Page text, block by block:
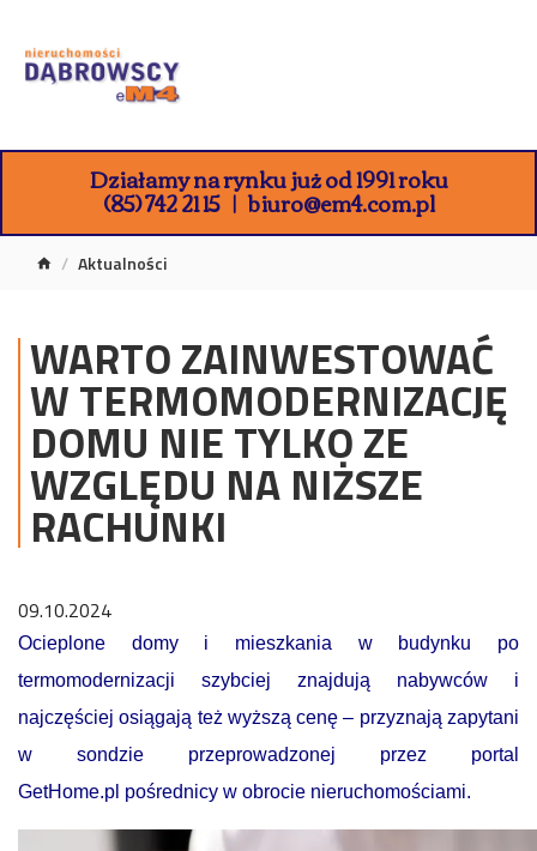
Działamy na rynku już od 1991 roku
(85) 742 21 15 biuro@em4.com.pl
Aktualności
WARTO ZAINWESTOWAĆ
W TERMOMODERNIZACJĘ
DOMU NIE TYLKO ZE
WZGLĘDU NA NIŻSZE
RACHUNKI
09.10.2024
Ocieplone domy i mieszkania w budynku po
termomodernizacji szybciej znajdują nabywców i
najczęściej osiągają też wyższą cenę – przyznają zapytani
w sondzie przeprowadzonej przez portal
GetHome.pl pośrednicy w obrocie nieruchomościami.